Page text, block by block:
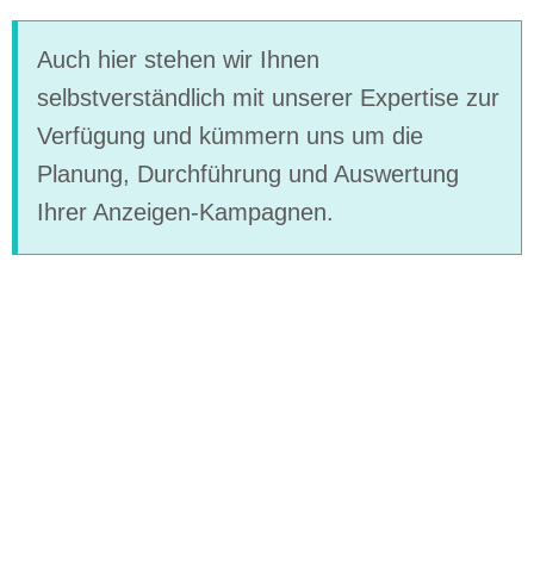
Auch hier stehen wir Ihnen
selbstverständlich mit unserer Expertise zur
Verfügung und kümmern uns um die
Planung, Durchführung und Auswertung
Ihrer Anzeigen-Kampagnen.